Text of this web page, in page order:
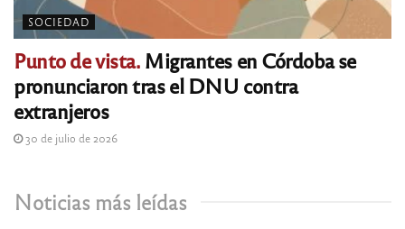
SOCIEDAD
Punto de vista.Migrantes en Córdoba se
pronunciaron tras el DNU contra
extranjeros
30 de julio de 2026
Noticias más leídas